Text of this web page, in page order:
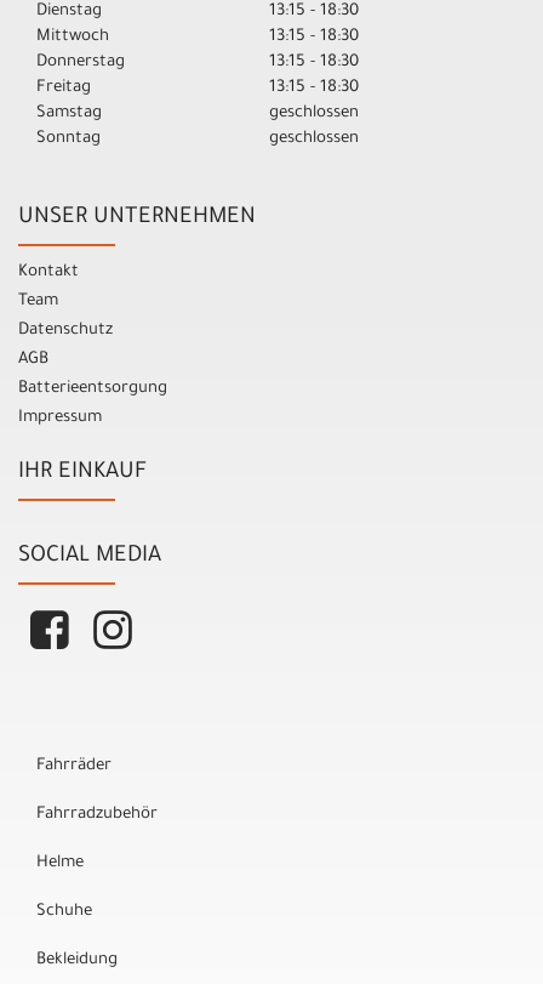
Dienstag
13:15 - 18:30
Mittwoch
13:15 - 18:30
Donnerstag
13:15 - 18:30
Freitag
13:15 - 18:30
Samstag
geschlossen
Sonntag
geschlossen
UNSER UNTERNEHMEN
Kontakt
Team
Datenschutz
AGB
Batterieentsorgung
Impressum
IHR EINKAUF
SOCIAL MEDIA
Fahrräder
Fahrradzubehör
Helme
Schuhe
Bekleidung